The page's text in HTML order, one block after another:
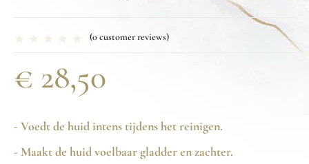
(0customer reviews)
€ 28,50
- Voedt de huid intens tijdens het reinigen.
- Maakt de huid voelbaar gladder en zachter.